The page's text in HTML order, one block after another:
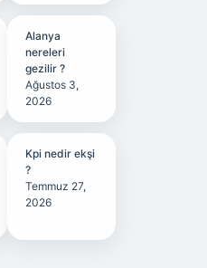
Alanya
nereleri
gezilir ?
Ağustos 3,
2026
Kpi nedir ekşi
?
Temmuz 27,
2026